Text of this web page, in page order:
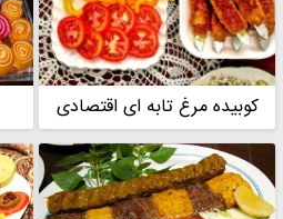
کوبیده مرغ تابه ای اقتصادی